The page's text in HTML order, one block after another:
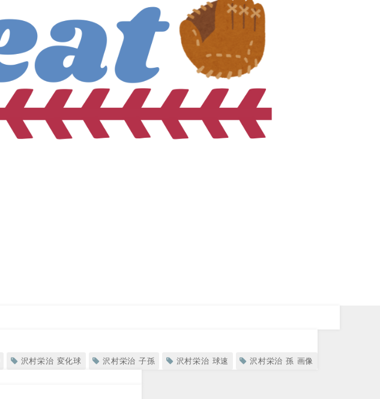
沢村栄治 変化球 沢村栄治 子孫 沢村栄治 球速 沢村栄治 孫 画像